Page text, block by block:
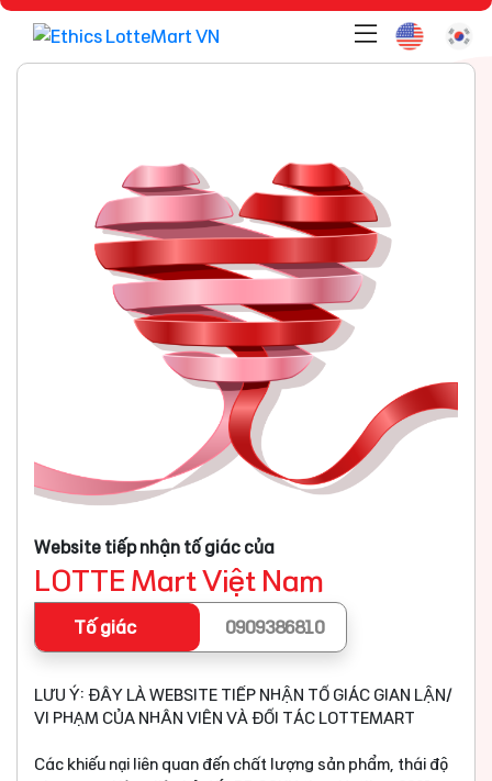
Website tiếp nhận tố giác của
LOTTE Mart Việt Nam
Tố giác 0909386810
LƯU Ý: ĐÂY LÀ WEBSITE TIẾP NHẬN TỐ GIÁC GIAN LẬN/
VI PHẠM CỦA NHÂN VIÊN VÀ ĐỐI TÁC LOTTEMART
Các khiếu nại liên quan đến chất lượng sản phẩm, thái độ